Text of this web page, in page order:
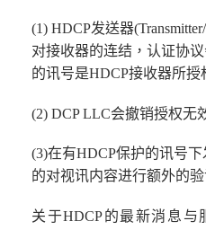
(1) HDCP发送器
对接收器的连结，认证协
的讯号是HDCP接收器所授
(2) DCP LLC会撤销授权无
(3)在有HDCP保护的讯号
的对视讯内容进行额外的验
关于HDCP的最新消息与